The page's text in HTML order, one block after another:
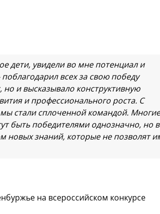
дети, увидели во мне потенциал и
всех за свою победу
и высказывало конструктивную
и профессионального роста. С
стали сплоченной командой. Многие
быть победителями однозначно, но
новых знаний, которые не позволят
на всероссийском конкурсе